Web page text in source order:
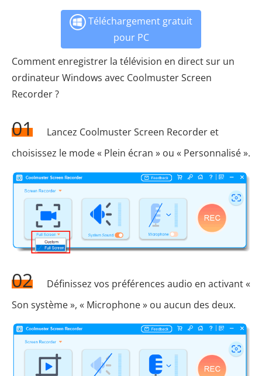
Téléchargement gratuit
pour PC
Comment enregistrer la télévision en direct sur un
ordinateur Windows avec Coolmuster Screen
Recorder ?
01
Lancez Coolmuster Screen Recorder et
choisissez le mode « Plein écran » ou « Personnalisé ».
02
Définissez vos préférences audio en activant «
Son système », « Microphone » ou aucun des deux.